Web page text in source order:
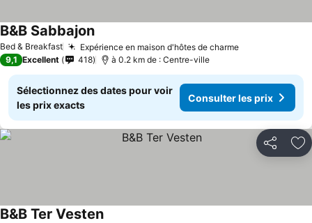
Bed & Breakfast Expérience en maison d'hôtes de charme
B&B Sabbajon
9,1 Excellent 418 à 0.2 km de : Centre-ville
Sélectionnez des dates pour voir
les prix exacts
Consulter les prix
Partager
B&B Ter Vesten